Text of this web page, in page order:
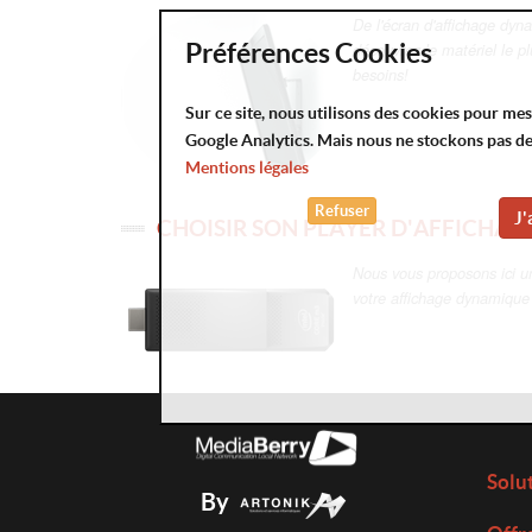
De l'écran d'affichage
découvrez le matériel le
CHOISIR SON PLAYER
Nous vous proposons ici
By
Préférences Cookies
Sur ce site, nous utilisons des cookies pour
Google Analytics. Mais nous ne stockons pas
Mentions légales
Refuser